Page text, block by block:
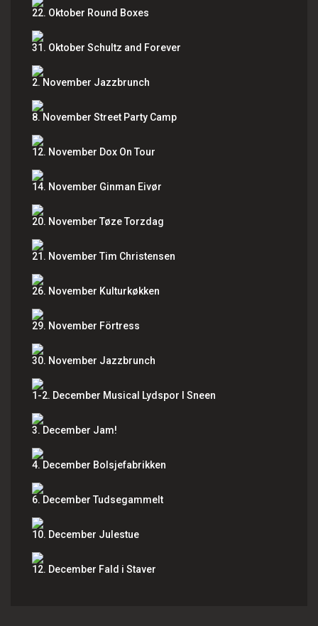
22. Oktober Round Boxes
31. Oktober Schultz and Forever
2. November Jazzbrunch
8. November Street Party Camp
12. November Dox On Tour
14. November Ginman Eivør
20. November Tøze Torzdag
21. November Tim Christensen
26. November Kulturkøkken
29. November Förtress
30. November Jazzbrunch
1-2. December Musical Lydspor I Sneen
3. December Jam!
4. December Bolsjefabrikken
6. December Tudsegammelt
10. December Julestue
12. December Fald i Staver